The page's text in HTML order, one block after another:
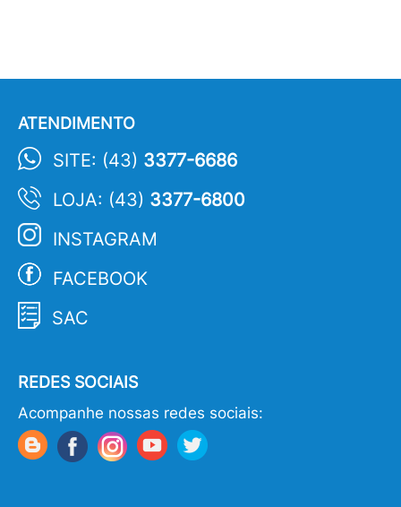
ATENDIMENTO
SITE: (43) 3377-6686
LOJA: (43) 3377-6800
INSTAGRAM
FACEBOOK
SAC
REDES SOCIAIS
Acompanhe nossas redes sociais: